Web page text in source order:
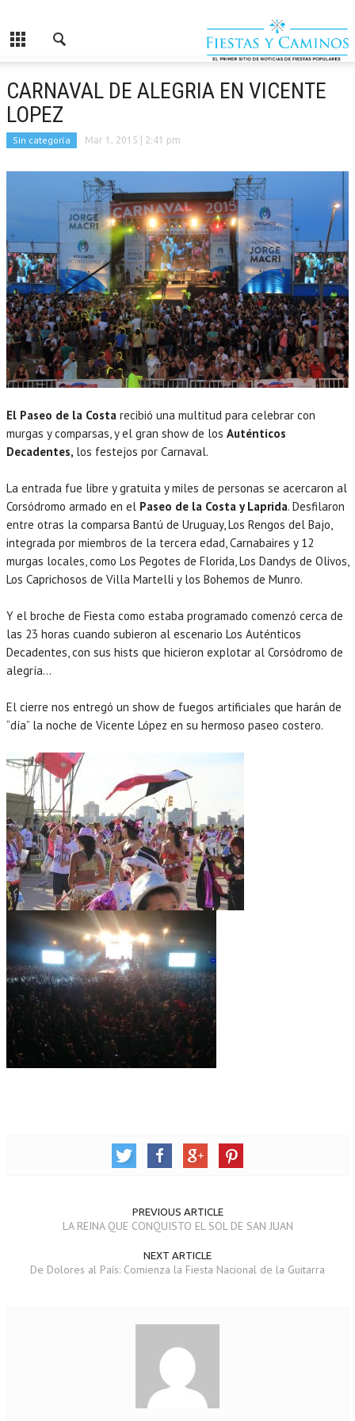
CARNAVAL DE ALEGRIA EN VICENTE
LOPEZ
Sin categoría Mar 1, 2015 | 2:41 pm
El Paseo de la Costa recibió una multitud para celebrar con
murgas y comparsas, y el gran show de los Auténticos
Decadentes, los festejos por Carnaval.
La entrada fue libre y gratuita y miles de personas se acercaron al
Corsódromo armado en el Paseo de la Costa y Laprida. Desfilaron
entre otras la comparsa Bantú de Uruguay, Los Rengos del Bajo,
integrada por miembros de la tercera edad, Carnabaires y 12
murgas locales, como Los Pegotes de Florida, Los Dandys de Olivos,
Los Caprichosos de Villa Martelli y los Bohemos de Munro.
Y el broche de Fiesta como estaba programado comenzó cerca de
las 23 horas cuando subieron al escenario Los Auténticos
Decadentes, con sus hists que hicieron explotar al Corsódromo de
alegría…
El cierre nos entregó un show de fuegos artificiales que harán de
“día” la noche de Vicente López en su hermoso paseo costero.
PREVIOUS ARTICLE
LA REINA QUE CONQUISTO EL SOL DE SAN JUAN
NEXT ARTICLE
De Dolores al País: Comienza la Fiesta Nacional de la Guitarra